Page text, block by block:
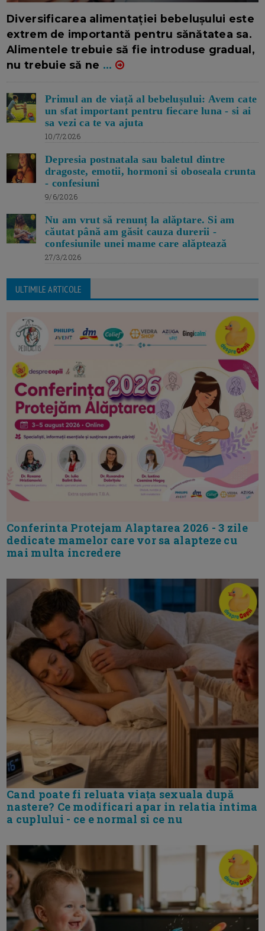
Diversificarea alimentației bebelușului este
extrem de importantă pentru sănătatea sa.
Alimentele trebuie să fie introduse gradual,
nu trebuie să ne ...
Primul an de viață al bebelușului: Avem cate
un sfat important pentru fiecare luna - si ai
sa vezi ca te va ajuta
10/7/2026
Depresia postnatala sau baletul dintre
dragoste, emotii, hormoni si oboseala crunta
- confesiuni
9/6/2026
Nu am vrut să renunț la alăptare. Si am
căutat până am găsit cauza durerii -
confesiunile unei mame care alăptează
27/3/2026
ULTIMILE ARTICOLE
Conferinta Protejam Alaptarea 2026 - 3 zile
dedicate mamelor care vor sa alapteze cu
mai multa incredere
Cand poate fi reluata viața sexuala după
nastere? Ce modificari apar in relatia intima
a cuplului - ce e normal si ce nu